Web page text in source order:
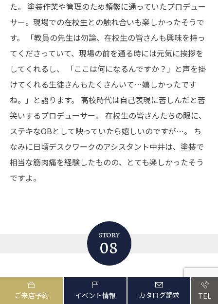
た。 塗装作業や管理のため頻繁に通っていたプロデュー
サー。現場での在校生との触れ合いも楽しかったそうで
す。
「教員の先生は勿論、在校生の皆さんも興味を持っ
てくださっていて、現場の前を通る時には元気に挨拶を
してくれるし、
「ここは何になるんですか？」と声を掛
けてくれる生徒さんもたくさんいて…嬉しかったです
ね。」と語ります。 高校時代は自己表現に苦しんだと苦
笑いするプロデューサー。 在校生の皆さんたちの眼に、
ステキなOBとして映っていたら嬉しいのですが…。
ち
なみに日頃デスクワークのアシスタント中井は、塗装で
相当な筋肉痛を経験したものの、とても楽しかったそう
ですよ。
STORY
08
空間の価値
ご来店予約 イベント情報 カタログ請求 TEL